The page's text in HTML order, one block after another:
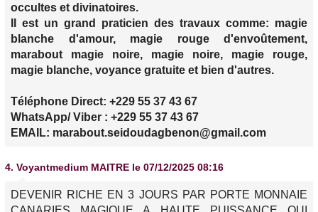
occultes et divinatoires.
Il est un grand praticien des travaux comme: magie
blanche d'amour, magie rouge d'envoûtement,
marabout magie noire, magie noire, magie rouge,
magie blanche, voyance gratuite et bien d'autres.
Téléphone Direct: +229 55 37 43 67
WhatsApp/ Viber : +229 55 37 43 67
EMAIL: marabout.seidoudagbenon@gmail.com
4. Voyantmedium MAITRE le 07/12/2025 08:16
DEVENIR RICHE EN 3 JOURS PAR PORTE MONNAIE